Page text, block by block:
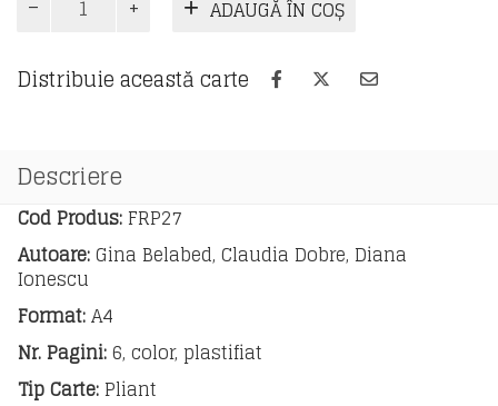
Grammaire
8e
année
ADAUGĂ ÎN COȘ
Distribuie această carte
Descriere
Cod Produs: FRP27
Autoare:Gina Belabed, Claudia Dobre, Diana
Ionescu
Format:A4
Nr. Pagini:6, color, plastifiat
Tip Carte: Pliant